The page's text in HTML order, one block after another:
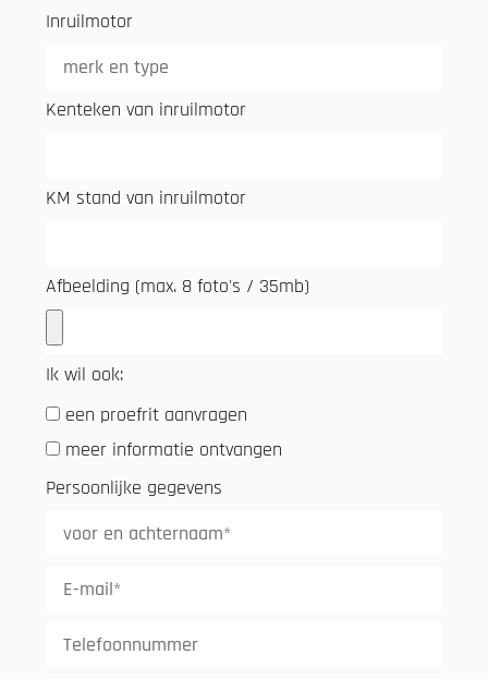
Inruilmotor
Kenteken van inruilmotor
KM stand van inruilmotor
Afbeelding (max. 8 foto's / 35mb)
Ik wil ook:
een proefrit aanvragen
meer informatie ontvangen
Persoonlijke gegevens